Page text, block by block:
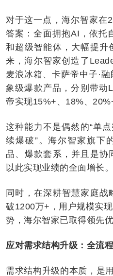
对于这一点，海尔智家在
答案：全面拥抱AI，依托
和超级智能体，大幅提升
来，海尔智家创造了
麦浪冰箱、卡萨帝中子·
象级爆款产品，分别带动
帝实现15%+、18%、
这种能力不是偶然的“单
续爆破”。海尔智家旗下
品、爆款套系，并且是协
以此实现业绩的全面增长。
同时，在深耕智慧家庭战
破1200万+，用户规模实
势，海尔智家已取得领先优
应对需求结构升级：全流
需求结构升级的本质，是